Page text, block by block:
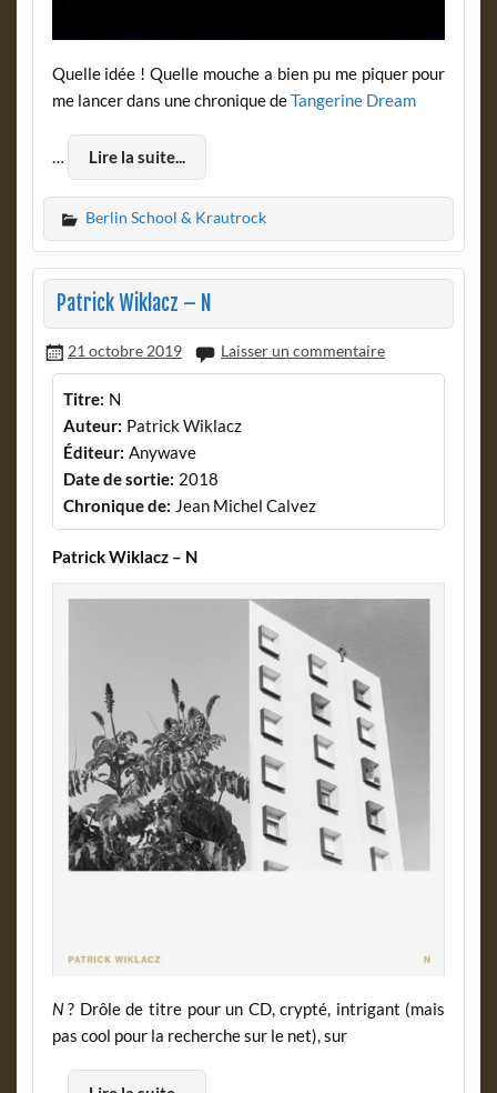
Quelle idée ! Quelle mouche a bien pu me piquer pour
me lancer dans une chronique deTangerine Dream
… Lire la suite...
Berlin School & Krautrock
Patrick Wiklacz – N
21 octobre 2019 Laisser un commentaire
Titre: N
Auteur: Patrick Wiklacz
Éditeur: Anywave
Date de sortie: 2018
Chronique de: Jean Michel Calvez
Patrick Wiklacz – N
N? Drôle de titre pour un CD, crypté, intrigant (mais
pas cool pour la recherche sur le net), sur